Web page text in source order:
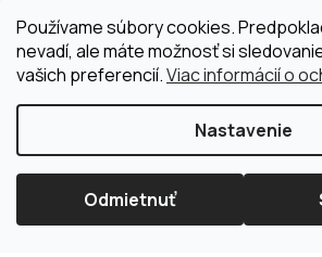
Používame súbory cookies.
nevadí, ale máte možnosť si
vašich preferencií.Viac informácií o
Nastavenie
Odmietnuť